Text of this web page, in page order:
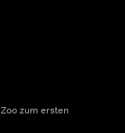
zum ersten